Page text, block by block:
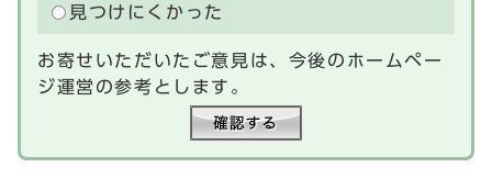
見つけにくかった
お寄せいただいたご意見は、今後のホームペー
ジ運営の参考とします。